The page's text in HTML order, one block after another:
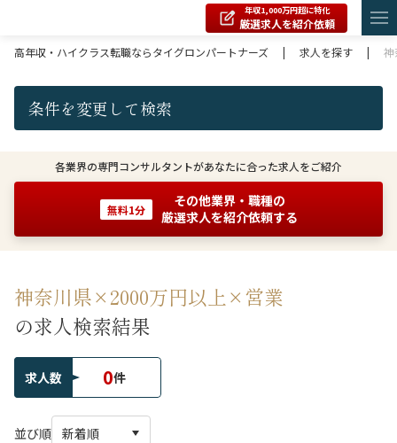
年収1,000万円超に特化
厳選求人を紹介依頼
高年収・ハイクラス転職ならタイグロンパートナーズ
| 求人を探す |
条件を変更して検索
各業界の専門コンサルタントがあなたに合った求人をご紹介
無料1分
その他業界・職種の
厳選求人を紹介依頼する
神奈川県×2000万円以上×営業
の求人検索結果
求人数 0件
並び順